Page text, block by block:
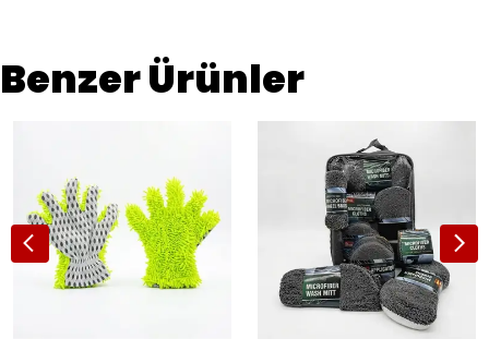
Benzer Ürünler